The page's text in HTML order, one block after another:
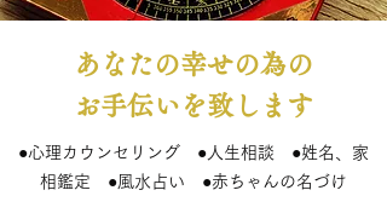
あなたの幸せの為の
お手伝いを致します
●心理カウンセリング ● 人生相談 ●姓名、家
相鑑定 ●風水占い ●赤ちゃんの名づけ